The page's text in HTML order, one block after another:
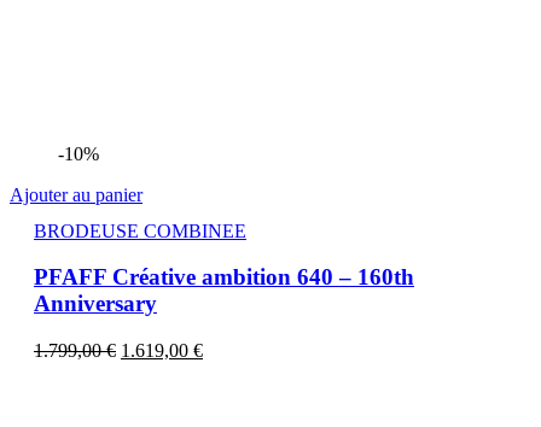
-10%
Ajouter au panier
BRODEUSE COMBINEE
PFAFF Créative ambition 640 – 160th
Anniversary
1.799,00€ 1.619,00 €